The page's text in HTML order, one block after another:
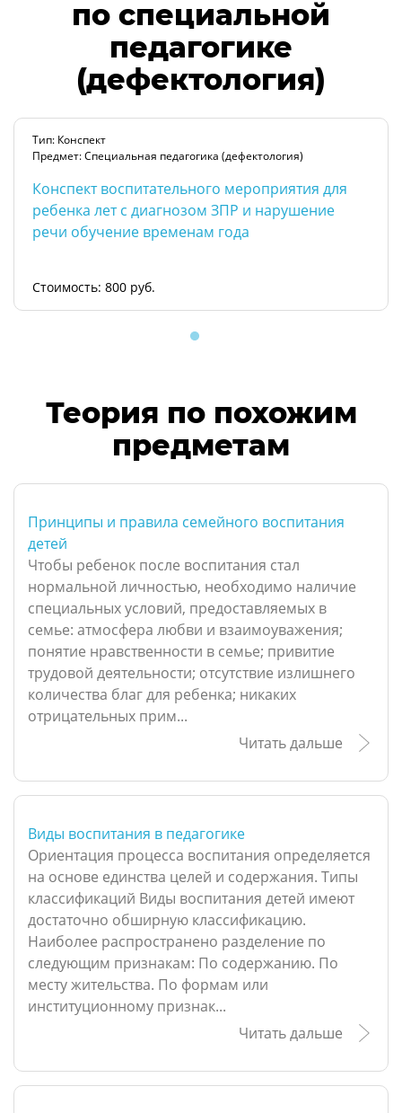
по специальной
педагогике
(дефектология)
Тип: Конспект
Предмет: Специальная педагогика (дефектология)
Конспект воспитательного мероприятия для
ребенка лет с диагнозом ЗПР и нарушение
речи обучение временам года
Стоимость: 800 руб.
Теория по похожим
предметам
Принципы и правила семейного воспитания
детей
Чтобы ребенок после воспитания стал
нормальной личностью, необходимо наличие
специальных условий, предоставляемых в
семье: атмосфера любви и взаимоуважения;
понятие нравственности в семье; привитие
трудовой деятельности; отсутствие излишнего
количества благ для ребенка; никаких
отрицательных прим...
Читать дальше
Виды воспитания в педагогике
Ориентация процесса воспитания определяется
на основе единства целей и содержания. Типы
классификаций Виды воспитания детей имеют
достаточно обширную классификацию.
Наиболее распространено разделение по
следующим признакам: По содержанию. По
месту жительства. По формам или
институционному признак...
Читать дальше